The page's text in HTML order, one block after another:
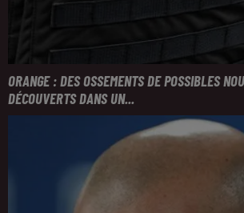
ORANGE : DES OSSEMENTS DE POSSIBLES
DÉCOUVERTS DANS UN...